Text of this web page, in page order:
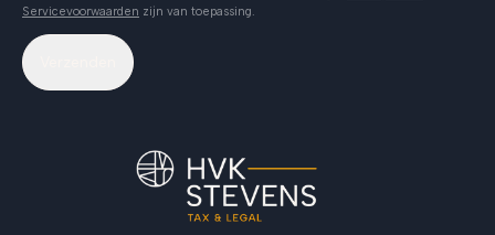
Servicevoorwaarden zijn van toepassing.